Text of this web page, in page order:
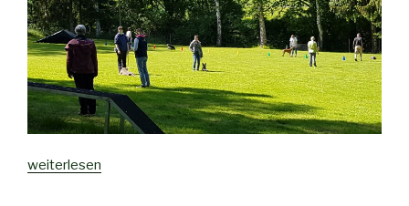
weiterlesen